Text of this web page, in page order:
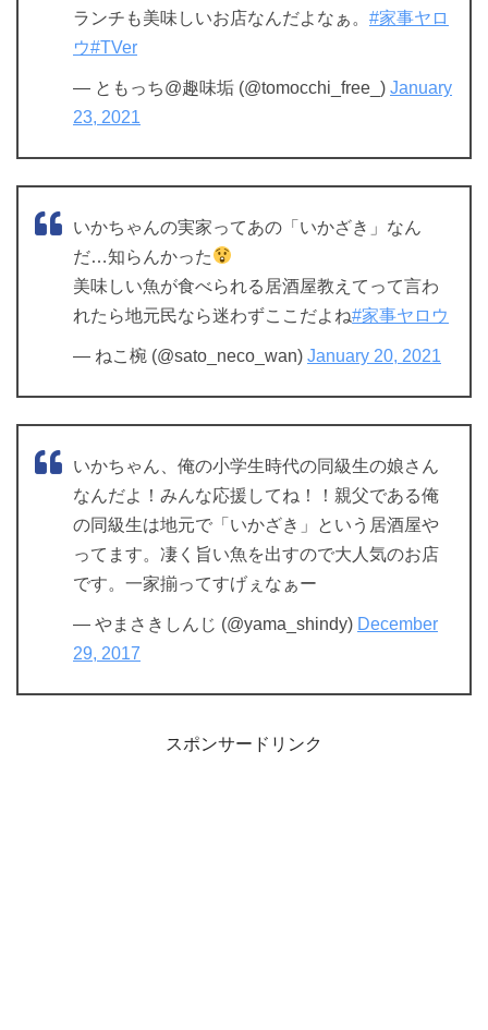
ランチも美味しいお店なんだよなぁ。 #家事ヤロ
ウ#TVer
— ともっち@趣味垢 (@tomocchi_free_) January
23, 2021
いかちゃんの実家ってあの「いかざき」なん
だ…知らんかった
美味しい魚が食べられる居酒屋教えてって言わ
れたら地元民なら迷わずここだよね#家事ヤロウ
— ねこ椀 (@sato_neco_wan) January 20, 2021
いかちゃん、俺の小学生時代の同級生の娘さん
なんだよ！みんな応援してね！！親父である俺
の同級生は地元で「いかざき」という居酒屋や
ってます。凄く旨い魚を出すので大人気のお店
です。一家揃ってすげぇなぁー
— やまさきしんじ (@yama_shindy) December
29, 2017
スポンサードリンク